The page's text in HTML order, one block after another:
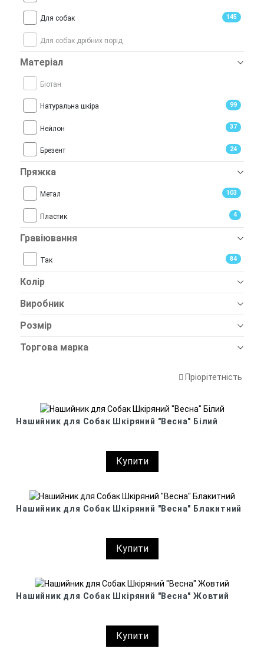
Для собак 145
Для собак дрібних порід
Матеріал
Біотан
Натуральна шкіра 99
Нейлон 37
Брезент 24
Пряжка
Метал 103
Пластик 4
Гравіювання
Так 84
Колір
Виробник
Розмір
Торгова марка
Пріорітетність
Нашийник для Собак Шкіряний "Весна" Білий
Купити
Нашийник для Собак Шкіряний "Весна" Блакитний
Купити
Нашийник для Собак Шкіряний "Весна" Жовтий
Купити